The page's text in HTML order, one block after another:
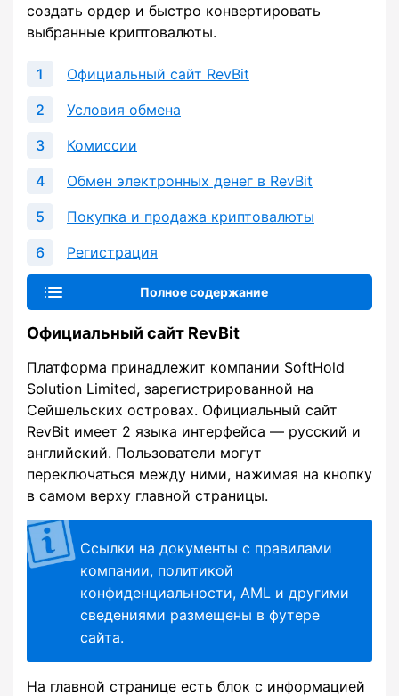
создать ордер и быстро конвертировать
выбранные криптовалюты.
Официальный сайт RevBit
Условия обмена
Комиссии
Обмен электронных денег в RevBit
Покупка и продажа криптовалюты
Регистрация
Полное содержание
Официальный сайт RevBit
Платформа принадлежит компании SoftHold
Solution Limited, зарегистрированной на
Сейшельских островах. Официальный сайт
RevBit имеет 2 языка интерфейса — русский и
английский. Пользователи могут
переключаться между ними, нажимая на кнопку
в самом верху главной страницы.
Ссылки на документы с правилами
компании, политикой
конфиденциальности, AML и другими
сведениями размещены в футере
сайта.
На главной странице есть блок с информацией